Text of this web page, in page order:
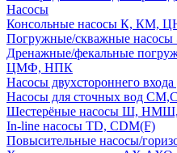
Насосы
Консольные насосы К, КМ,
Погружные/скважные
Дренажные/фекальные
ЦМФ, НПК
Насосы двухстороннего
Насосы для сточных вод
Шестерёные насосы Ш,
In-line насосы TD, CDM(F)
Повысительные насосы/